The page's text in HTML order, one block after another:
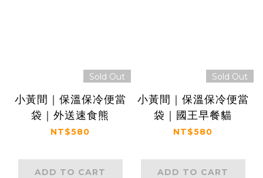
Sold Out
小黃間｜保溫保冷便當
袋｜外送速食熊
NT$580
ADD TO CART
Sold Out
小黃間｜保溫保冷便當
袋｜國王早餐貓
NT$580
ADD TO CART